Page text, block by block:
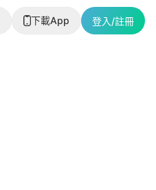
下載App 登入/註冊